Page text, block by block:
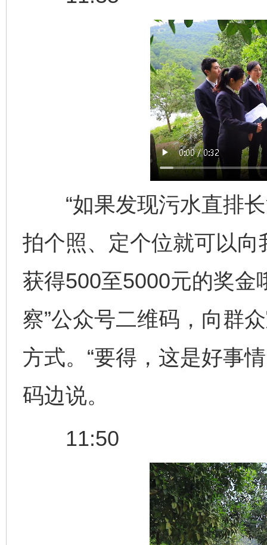
“如果发现污水直排长
拍个照、定个位就可以
获得500至5000元的奖金
察”公众号二维码，向群
方式。“要得，这是好事
码边说。
11:50